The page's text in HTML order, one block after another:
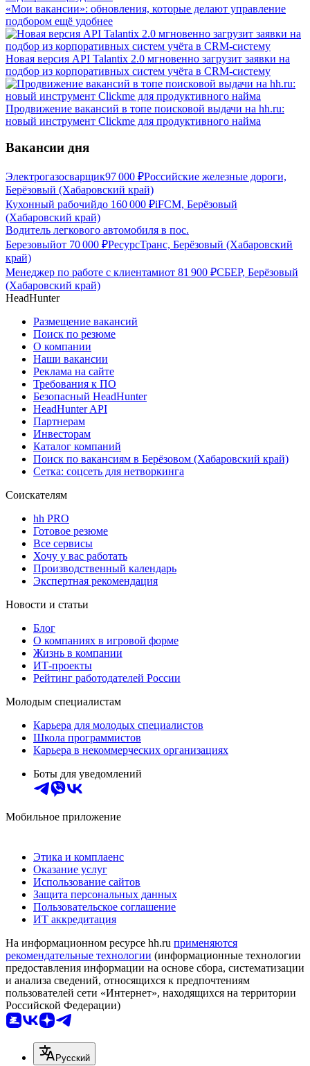
«Мои вакансии»: обновления, которые делают управление
подбором ещё удобнее
Новая версия API Talantix 2.0 мгновенно загрузит заявки на
подбор из корпоративных систем учёта в CRM-систему
Продвижение вакансий в топе поисковой выдачи на hh.ru:
новый инструмент Clickme для продуктивного найма
Вакансии дня
Электрогазосварщик97 000 ₽Российские железные дороги,
Берёзовый (Хабаровский край)
Кухонный рабочийдо 160 000 ₽iFCM, Берёзовый
(Хабаровский край)
Водитель легкового автомобиля в пос.
Березовыйот 70 000 ₽РесурсТранс, Берёзовый (Хабаровский
край)
Менеджер по работе с клиентамиот 81 900 ₽СБЕР, Берёзовый
(Хабаровский край)
HeadHunter
Размещение вакансий
Поиск по резюме
О компании
Наши вакансии
Реклама на сайте
Требования к ПО
Безопасный HeadHunter
HeadHunter API
Партнерам
Инвесторам
Каталог компаний
Поиск по вакансиям в Берёзовом (Хабаровский край)
Сетка: соцсеть для нетворкинга
Соискателям
hh PRO
Готовое резюме
Все сервисы
Хочу у вас работать
Производственный календарь
Экспертная рекомендация
Новости и статьи
Блог
О компаниях в игровой форме
Жизнь в компании
ИТ-проекты
Рейтинг работодателей России
Молодым специалистам
Карьера для молодых специалистов
Школа программистов
Карьера в некоммерческих организациях
Боты для уведомлений
Мобильное приложение
Этика и комплаенс
Оказание услуг
Использование сайтов
Защита персональных данных
Пользовательское соглашение
ИТ аккредитация
На информационном ресурсе hh.ru применяются
рекомендательные технологии (информационные технологии
предоставления информации на основе сбора, систематизации
и анализа сведений, относящихся к предпочтениям
пользователей сети «Интернет», находящихся на территории
Российской Федерации)
Русский